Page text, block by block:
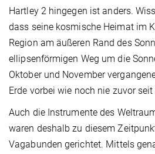
Hartley 2 hingegen ist anders.
dass seine kosmische Heimat im
Region am äußeren Rand des
ellipsenförmigen Weg um die
Oktober und November
Erde vorbei wie noch nie zuvor
Auch die Instrumente des
waren deshalb zu diesem
Vagabunden gerichtet. Mittels